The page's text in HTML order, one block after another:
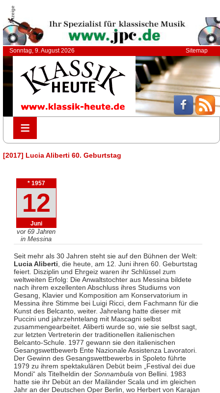
Anzeige
Sonntag, 9. August 2026 Sitemap
≡
≡
[2017] Lucia Aliberti 60. Geburtstag
* 1957
12
Juni
vor 69 Jahren
in Messina
Seit mehr als 30 Jahren steht sie auf den Bühnen der Welt:
Lucia Aliberti , die heute, am 12. Juni ihren 60. Geburtstag
feiert. Disziplin und Ehrgeiz waren ihr Schlüssel zum
weltweiten Erfolg: Die Anwaltstochter aus Messina bildete
nach ihrem exzellenten Abschluss ihres Studiums von
Gesang, Klavier und Komposition am Konservatorium in
Messina ihre Stimme bei Luigi Ricci, dem Fachmann für die
Kunst des Belcanto, weiter. Jahrelang hatte dieser mit
Puccini und jahrzehntelang mit Mascagni selbst
zusammengearbeitet. Aliberti wurde so, wie sie selbst sagt,
zur letzten Vertreterin der traditionellen italienischen
Belcanto-Schule. 1977 gewann sie den italienischen
Gesangswettbewerb Ente Nazionale Assistenza Lavoratori.
Der Gewinn des Gesangswettbewerbs in Spoleto führte
1979 zu ihrem spektakulären Debüt beim „Festival dei due
Mondi“ als Titelheldin der Sonnambula von Bellini. 1983
hatte sie ihr Debüt an der Mailänder Scala und im gleichen
Jahr an der Deutschen Oper Berlin, wo Herbert von Karajan